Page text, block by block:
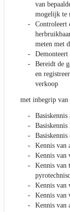
van
mogelijk te
Controleert
meten met
Bereidt de
en
verkoop
met inbegrip van
Basiskennis
Kennis van
Kennis van
Kennis van
Kennis van
Kennis van
Kennis van